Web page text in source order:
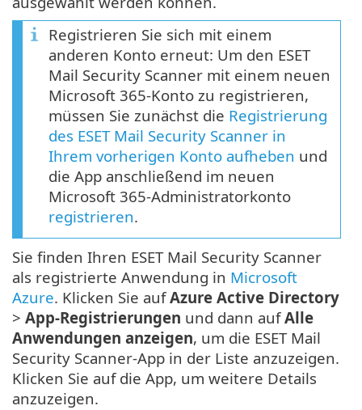
Registrieren Sie sich mit einem
anderen Konto erneut: Um den ESET
Mail Security Scanner mit einem neuen
Microsoft 365-Konto zu registrieren,
müssen Sie zunächst die Registrierung
des ESET Mail Security Scanner in
Ihrem vorherigen Konto aufheben und
die App anschließend im neuen
Microsoft 365-Administratorkonto
registrieren.
Sie finden Ihren ESET Mail Security Scanner
als registrierte Anwendung in Microsoft
Azure. Klicken Sie aufAzure Active Directory
> App-Registrierungen und dann aufAlle
Anwendungen anzeigen, um die ESET Mail
Security Scanner-App in der Liste anzuzeigen.
Klicken Sie auf die App, um weitere Details
anzuzeigen.